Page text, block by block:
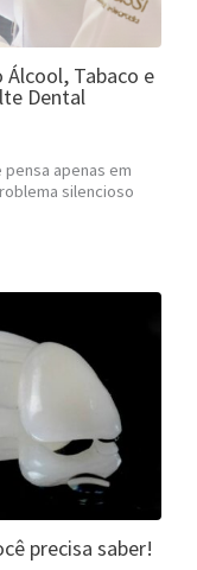
Tabaco e
Dental
apenas em
silencioso
precisa saber!